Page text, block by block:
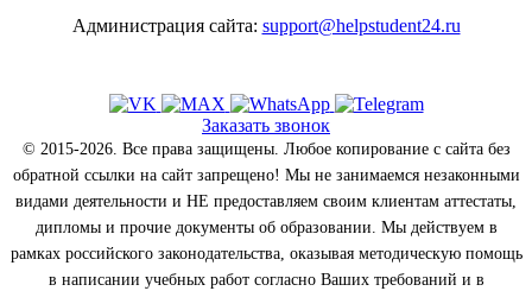
Администрация сайта: support@helpstudent24.ru
Заказать звонок
© 2015-2026. Все права защищены. Любое копирование с сайта без
обратной ссылки на сайт запрещено! Мы не занимаемся незаконными
видами деятельности и НЕ предоставляем своим клиентам аттестаты,
дипломы и прочие документы об образовании. Мы действуем в
рамках российского законодательства, оказывая методическую помощь
в написании учебных работ согласно Ваших требований и в